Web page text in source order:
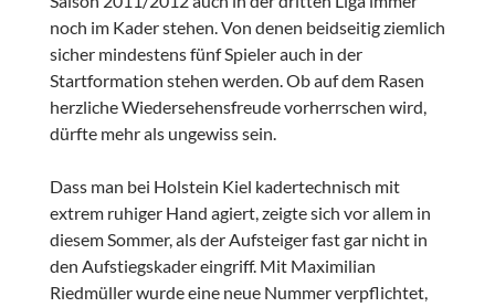
noch im Kader stehen. Von denen beidseitig ziemlich
sicher mindestens fünf Spieler auch in der
Startformation stehen werden. Ob auf dem Rasen
herzliche Wiedersehensfreude vorherrschen wird,
dürfte mehr als ungewiss sein.
Dass man bei Holstein Kiel kadertechnisch mit
extrem ruhiger Hand agiert, zeigte sich vor allem in
diesem Sommer, als der Aufsteiger fast gar nicht in
den Aufstiegskader eingriff. Mit Maximilian
Riedmüller wurde eine neue Nummer verpflichtet,